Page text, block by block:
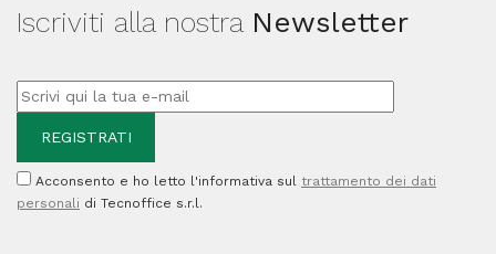
Iscriviti alla nostra Newsletter
Acconsento e ho letto l'informativa sul trattamento dei dati
personali di Tecnoffice s.r.l.